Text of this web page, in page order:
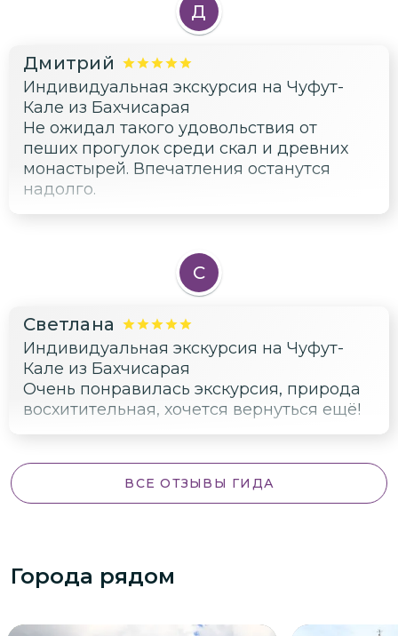
Д
Дмитрий
Индивидуальная экскурсия на Чуфут-
Кале из Бахчисарая
Не ожидал такого удовольствия от
пеших прогулок среди скал и древних
монастырей. Впечатления останутся
надолго.
С
Светлана
Индивидуальная экскурсия на Чуфут-
Кале из Бахчисарая
Очень понравилась экскурсия, природа
восхитительная, хочется вернуться ещё!
ВСЕ ОТЗЫВЫ ГИДА
Города рядом